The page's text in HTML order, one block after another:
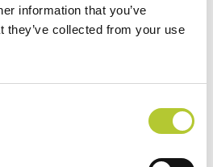
information that you’ve
they’ve collected from your use
dei prodotti, assicurando un
qualità.